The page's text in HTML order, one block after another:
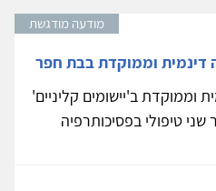
מודעה מודגשת
דינמית וממוקדת בבת חפר
וממוקדת ב'יישומים קליניים'
טיפולי בפסיכותרפיה